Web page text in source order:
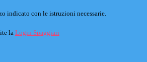
indicato con le istruzioni necessarie.
la Login Spaggiari